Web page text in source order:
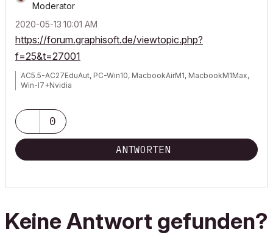
Moderator
‎2020-05-13 10:01 AM
https://forum.graphisoft.de/viewtopic.php?
f=25&t=27001
AC5.5-AC27EduAut, PC-Win10, MacbookAirM1, MacbookM1Max,
Win-I7+Nvidia
0
ANTWORTEN
Keine Antwort gefunden?